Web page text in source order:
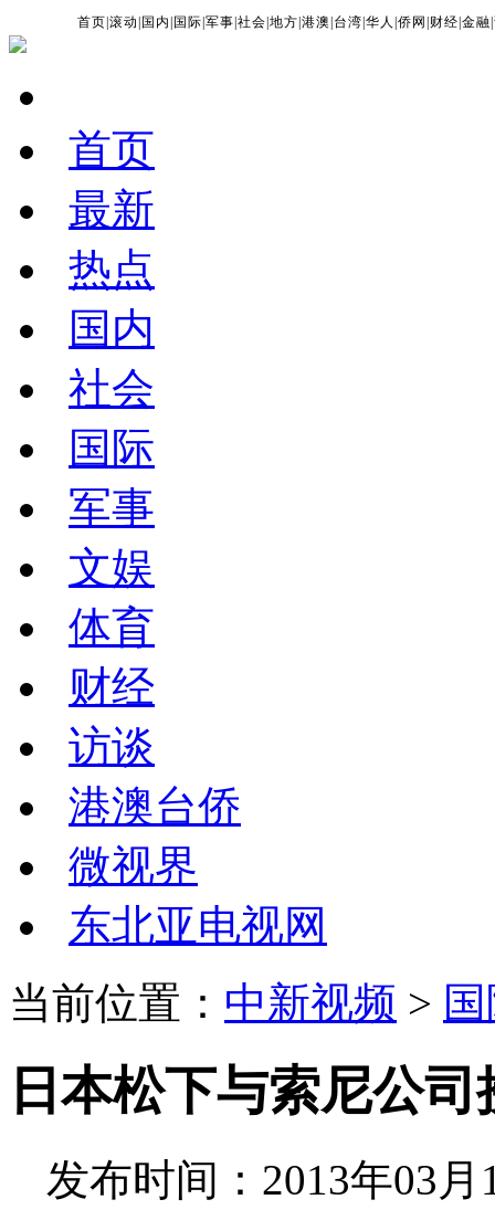
首页 |滚动 国内 国际 |军事 |社会 |地方 |港澳 台湾 |华人 |侨网 财经 |金融 |
首页
最新
热点
国内
社会
国际
军事
文娱
体育
财经
访谈
港澳台侨
微视界
东北亚电视网
当前位置： 中新视频 >
日本松下与索尼公
发布时间：2013年03月